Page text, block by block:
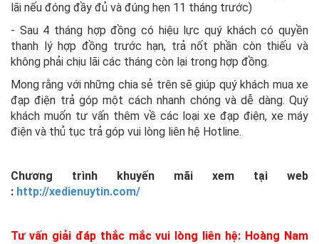
lãi nếu đóng đầy đủ và đúng hẹn 11 tháng trước)
- Sau 4 tháng hợp đồng có hiệu lực quý khách có quyền
thanh lý hợp đồng trước hạn, trả nốt phần còn thiếu và
không phải chịu lãi các tháng còn lại trong hợp đồng.
Mong rằng với những chia sẻ trên sẽ giúp quý khách mua xe
đạp điện trả góp một cách nhanh chóng và dễ dàng. Quý
khách muốn tư vấn thêm về các loại xe đạp điện, xe máy
điện và thủ tục trả góp vui lòng liên hệ Hotline.
Chương trình khuyến mãi xem tại web
: http://xedienuytin.com/
Tư vấn giải đáp thắc mắc vui lòng liên hệ: Hoàng Nam